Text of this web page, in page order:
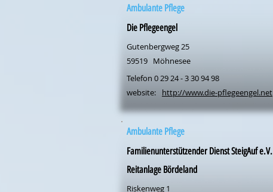
Ambulante Pflege
Die Pflegeengel
Gutenbergweg 25
59519 Möhnesee
Telefon 0 29 24 - 3 30 94 98
website:
http://www.die-pflegeengel.net
Ambulante Pflege
Familienunterstützender Dienst SteigAuf e.V.
Reitanlage Bördeland
Riskenweg 1